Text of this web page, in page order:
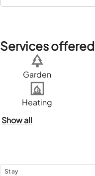
Services offered
Garden
Heating
Show all
Stay